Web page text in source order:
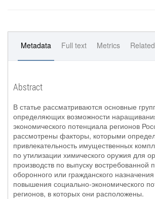
Metadata Full text Metrics
Abstract
В статье рассматриваются основные
определяющих возможности
экономического потенциала регионов
рассмотрены факторы, которыми
привлекательность имущественных
по утилизации химического оружия для
производств по выпуску востребованной
оборонного или гражданского
повышения социально-экономического
регионов, в которых они расположены.